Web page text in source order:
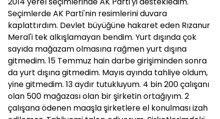
Seçimlerde AK Parti'nin resimlerini duvara
kaplattırdım. Devlet büyüğüne hakaret eden Rızanur
Meral'i tek alkışlamayan bendim. Yurt dışında çok
sayıda mağazam olmasına rağmen yurt dışına
gitmedim. 15 Temmuz hain darbe girişiminden sonra
da yurt dışına gitmedim. Mayıs ayında tahliye oldum,
yine gitmedim. 13 aydır tutukluyum. 4 bin 200 çalışanı
olan 500 mağazası olan bir şirketin ortağıyım. 2
çalışana ödenen maaşla şirketlere el konulması izah